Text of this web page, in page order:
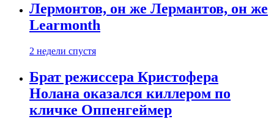
Лермонтов, он же Лермантов, он же
Learmonth
2 недели спустя
Брат режиссера Кристофера
Нолана оказался киллером по
кличке Оппенгеймер